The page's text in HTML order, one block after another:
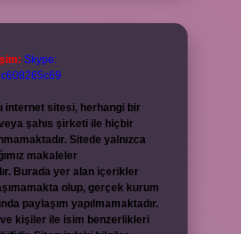
Skype:
internet sitesi, herhangi bir
şahıs şirketi ile hiçbir
Sitede yalnızca
makaleler
Burada yer alan içerikler
olup, gerçek kurum
paylaşım yapılmamaktadır.
kişiler ile isim benzerlikleri